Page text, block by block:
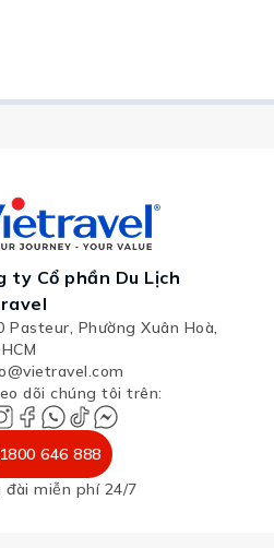
ty Cổ phần Du Lịch
Pasteur, Phường Xuân Hoà,
dõi chúng tôi trên:
1800 646 888
đài miễn phí 24/7